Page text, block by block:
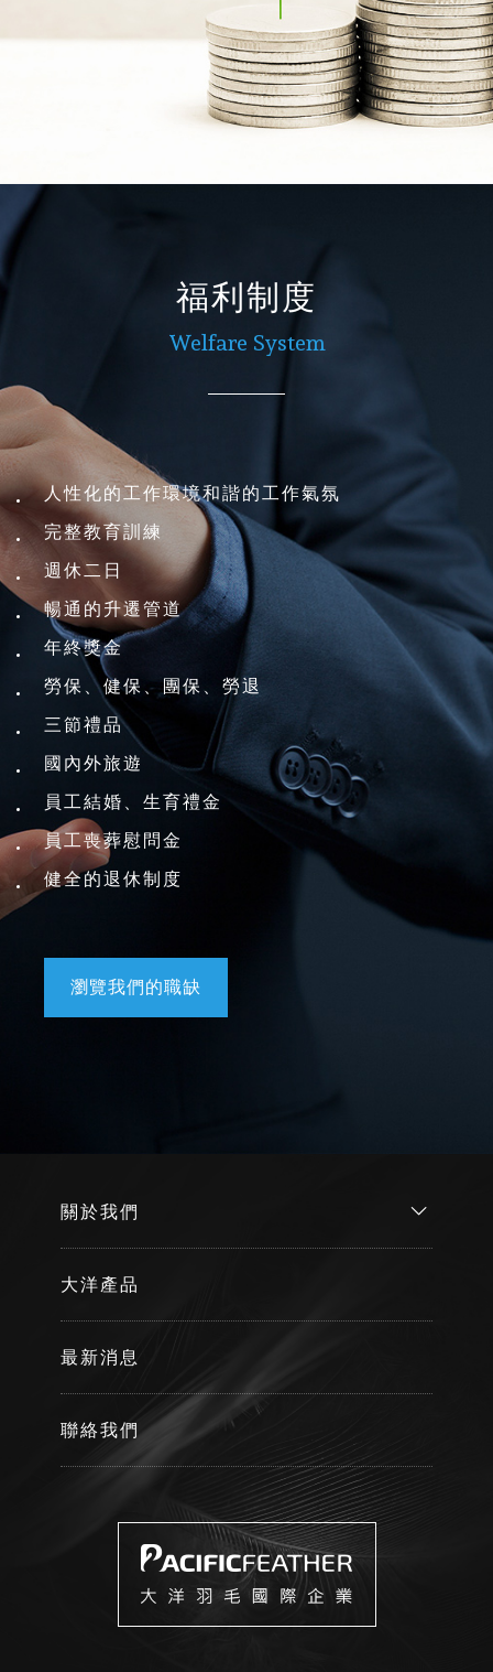
福利制度
Welfare System
人性化的工作環境和諧的工作氣氛
完整教育訓練
週休二日
暢通的升遷管道
年終獎金
勞保、健保、團保、勞退
三節禮品
國內外旅遊
員工結婚、生育禮金
員工喪葬慰問金
健全的退休制度
瀏覽我們的職缺
關於我們
大洋產品
最新消息
聯絡我們